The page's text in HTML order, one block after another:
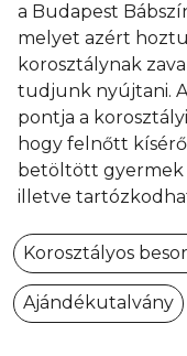
a Budapest
melyet azért
korosztálynak
tudjunk nyújtani.
pontja a
hogy felnőtt
betöltött gyermek
illetve
Korosztályos
Ajándékutalvány